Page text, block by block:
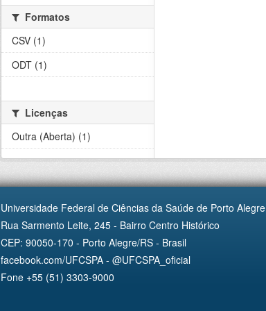
Formatos
CSV (1)
ODT (1)
Licenças
Outra (Aberta) (1)
Universidade Federal de Ciências da Saúde de Porto Alegre
Rua Sarmento Leite, 245 - Bairro Centro Histórico
CEP: 90050-170 - Porto Alegre/RS - Brasil
facebook.com/UFCSPA - @UFCSPA_oficial
Fone +55 (51) 3303-9000